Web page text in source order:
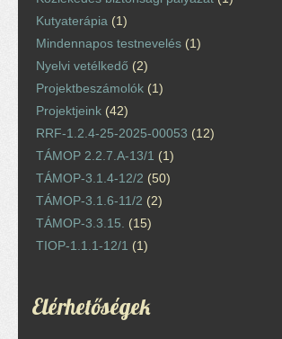
Kutyaterápia (1)
Mindennapos testnevelés (1)
Nyelvi vetélkedő (2)
Projektbeszámolók (1)
Projektjeink (42)
RRF-1.2.4-25-2025-00053 (12)
TÁMOP 2.2.7.A-13/1 (1)
TÁMOP-3.1.4-12/2 (50)
TÁMOP-3.1.6-11/2 (2)
TÁMOP-3.3.15.
(15)
TIOP-1.1.1-12/1 (1)
Elérhetőségek